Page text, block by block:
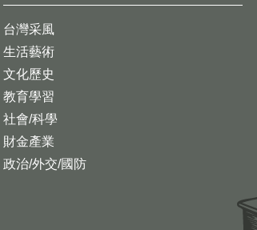
台灣采風
生活藝術
文化歷史
教育學習
社會/科學
財金產業
政治/外交/國防